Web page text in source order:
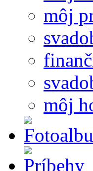
môj
môj